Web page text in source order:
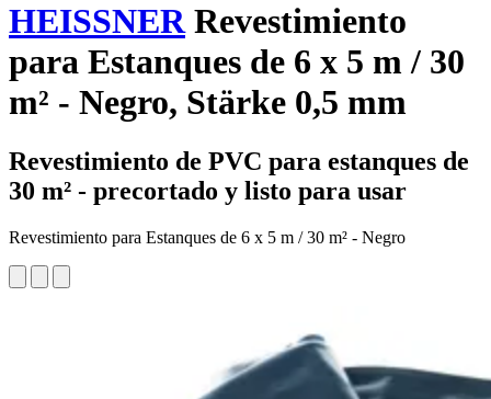
HEISSNERRevestimiento
para Estanques de 6 x 5 m / 30
m² - Negro, Stärke 0,5 mm
Revestimiento de PVC para estanques de
30 m² - precortado y listo para usar
Revestimiento para Estanques de 6 x 5 m / 30 m² - Negro